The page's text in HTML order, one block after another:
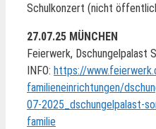
Schulkonzert (nicht
27.07.25 MÜNCHEN
Feierwerk, Dschungelpalast
INFO: https://
familieneinrichtungen/
07-2025_dschungelpalast-
familie